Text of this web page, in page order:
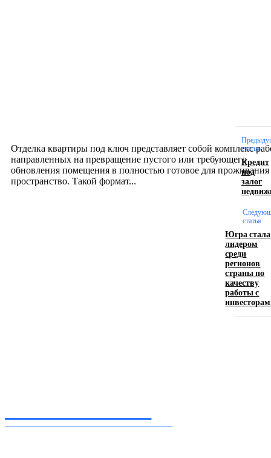
Отделка квартиры под ключ представляет собой комплекс
направленных на превращение пустого или требующего
обновления помещения в полностью готовое для проживания
пространство. Такой формат...
логотипом: эффективный инструмент бренда
Девушка в бокале: легендарный номер бурлеска
статья
Кредит
под
залог
статья
Югра стала
лидером
среди
регионов
страны по
качеству
работы с